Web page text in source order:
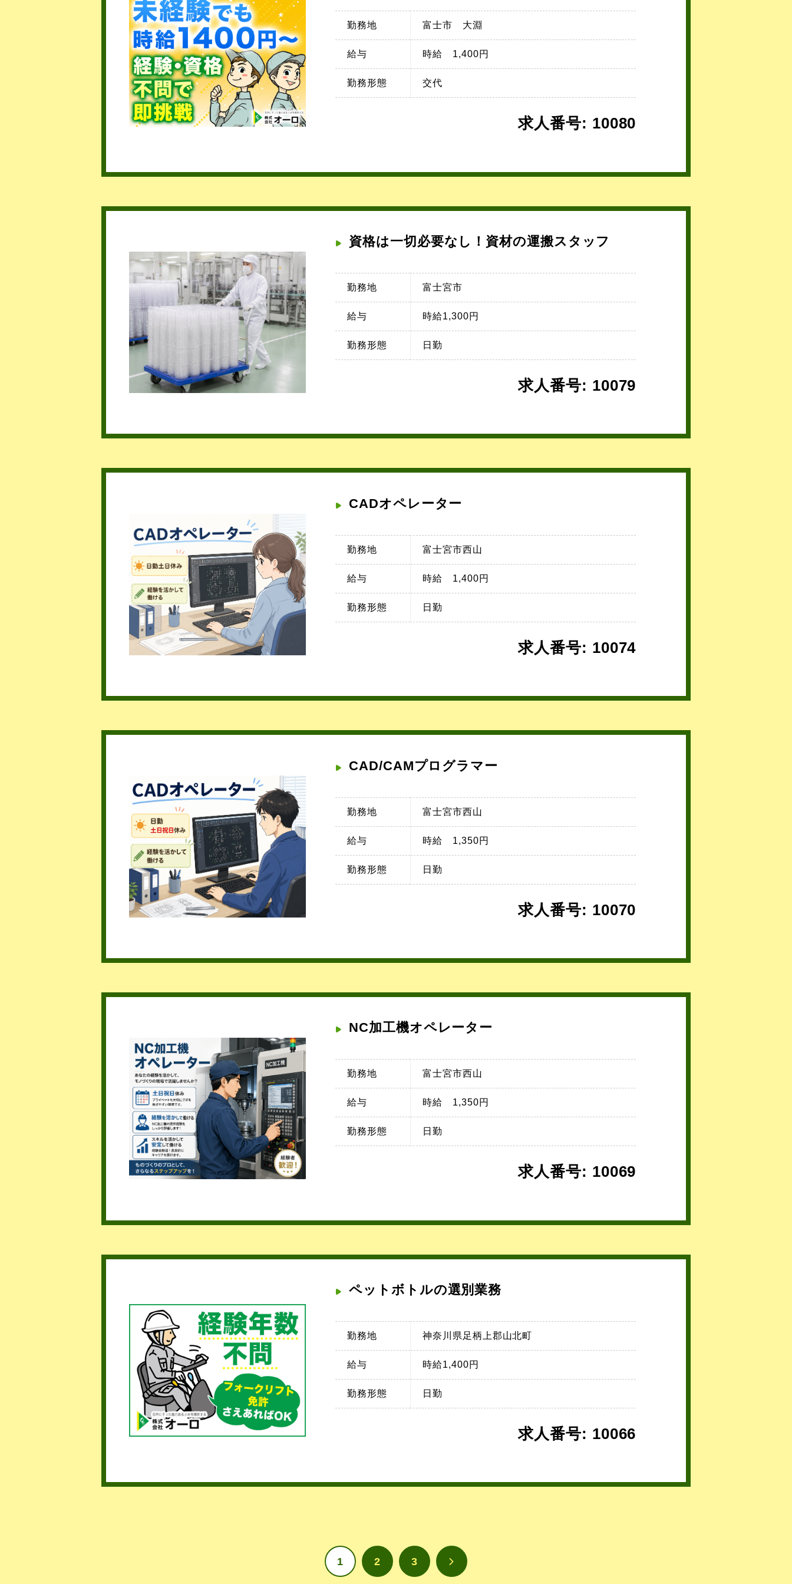
勤務地 富士市 大淵
給与 時給 1,400円
勤務形態 交代
求人番号: 10080
資格は一切必要なし！資材の運搬スタッフ
勤務地 富士宮市
給与 時給1,300円
勤務形態 日勤
求人番号: 10079
CADオペレーター
勤務地 富士宮市西山
給与 時給 1,400円
勤務形態 日勤
求人番号: 10074
CAD/CAMプログラマー
勤務地 富士宮市西山
給与 時給 1,350円
勤務形態 日勤
求人番号: 10070
NC加工機オペレーター
勤務地 富士宮市西山
給与 時給 1,350円
勤務形態 日勤
求人番号: 10069
ペットボトルの選別業務
勤務地 神奈川県足柄上郡山北町
給与 時給1,400円
勤務形態 日勤
求人番号: 10066
1 2 3